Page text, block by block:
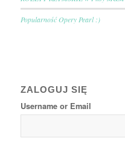
Popularność Opery Pearl :)
ZALOGUJ SIĘ
Username or Email